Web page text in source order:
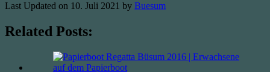
Last Updated on 10. Juli 2021 by Buesum
Related Posts: